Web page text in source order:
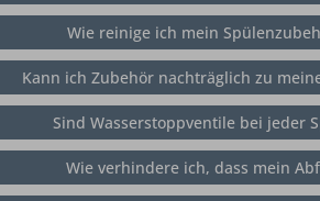
Wie reinige ich mein
Kann ich Zubehör nachträglich zu
Sind Wasserstoppventile bei jeder
Wie verhindere ich, dass mein